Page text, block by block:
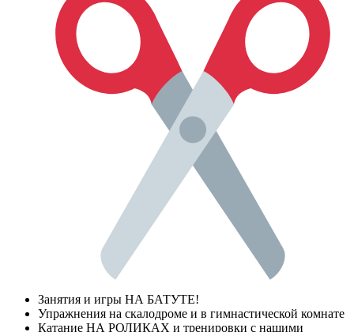
Занятия и игры НА БАТУТЕ!
Упражнения на скалодроме и в гимнастической комнате
Катание НА РОЛИКАХ и тренировки с нашими